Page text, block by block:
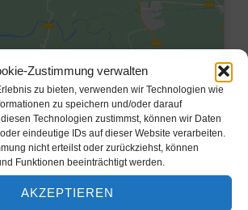
Zustimmung verwalten
zu bieten, verwenden wir Technologien wie
zu speichern und/oder darauf
Technologien zustimmst, können wir Daten
eindeutige IDs auf dieser Website verarbeiten.
nicht erteilst oder zurückziehst, können
Funktionen beeinträchtigt werden.
AKZEPTIEREN
hier, um Marketing-Cookies